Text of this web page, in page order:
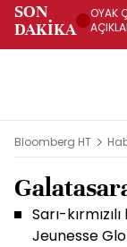
SON
DAKİKA
OYAK
Bloomberg HT
Sarı-
Jeunesse